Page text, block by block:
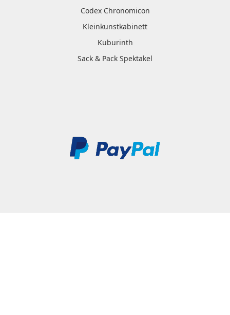
Codex Chronomicon
Kleinkunstkabinett
Kuburinth
Sack & Pack Spektakel